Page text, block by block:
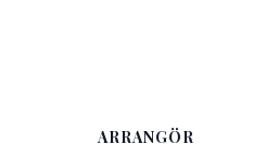
ARRANGÖR